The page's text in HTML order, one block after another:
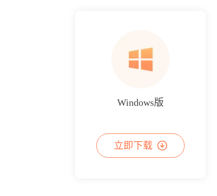
Windows版
立即下载